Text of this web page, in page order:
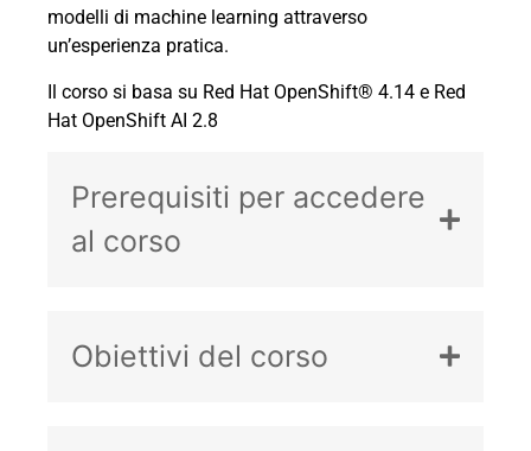
modelli di machine learning attraverso
un’esperienza pratica.
Il corso si basa su Red Hat OpenShift® 4.14 e Red
Hat OpenShift AI 2.8
Prerequisiti per accedere
al corso
Obiettivi del corso